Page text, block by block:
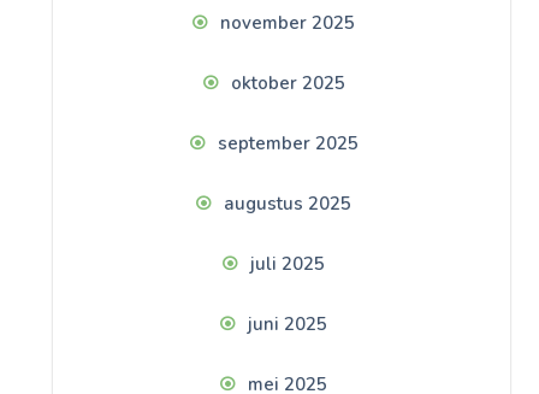
november 2025
oktober 2025
september 2025
augustus 2025
juli 2025
juni 2025
mei 2025